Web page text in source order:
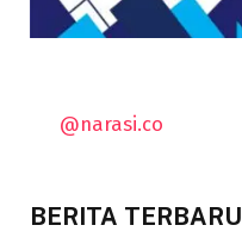
@narasi.co
BERITA TERBARU